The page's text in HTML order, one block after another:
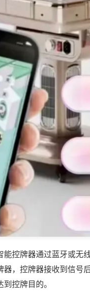
控牌器通过蓝牙或无
，控牌器接收到信号
控牌目的。